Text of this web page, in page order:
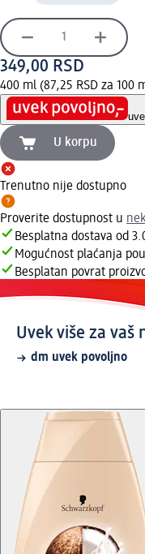
349,00 RSD
400 ml (87,25 RSD za 100
U korpu
Trenutno nije dostupno
Proverite dostupnost u
Besplatna dostava od
Mogućnost plaćanja
Besplatan povrat
Uvek više za vaš
dm uvek povoljno